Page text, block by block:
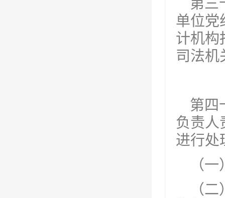
第三
单位党
计机构
司法机
第四
负责人
进行处
（
（